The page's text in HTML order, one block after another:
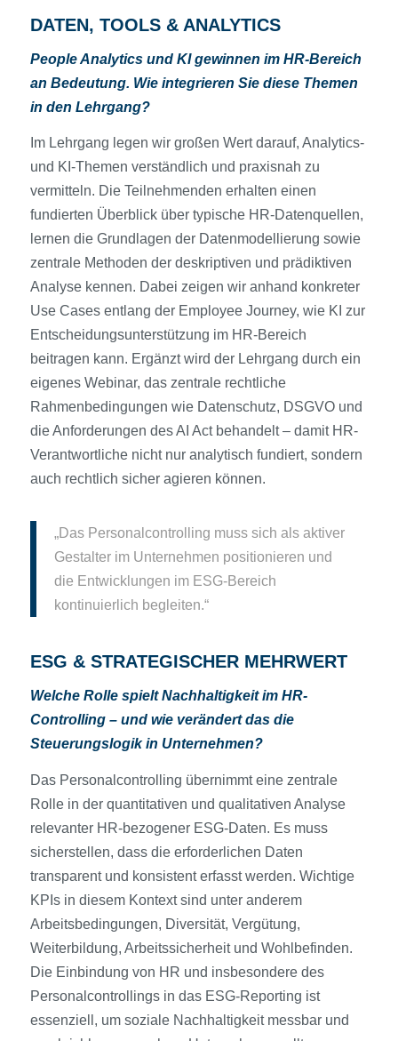
DATEN, TOOLS & ANALYTICS
People Analytics und KI gewinnen im HR-Bereich
an Bedeutung. Wie integrieren Sie diese Themen
in den Lehrgang?
Im Lehrgang legen wir großen Wert darauf, Analytics-
und KI-Themen verständlich und praxisnah zu
vermitteln. Die Teilnehmenden erhalten einen
fundierten Überblick über typische HR-Datenquellen,
lernen die Grundlagen der Datenmodellierung sowie
zentrale Methoden der deskriptiven und prädiktiven
Analyse kennen. Dabei zeigen wir anhand konkreter
Use Cases entlang der Employee Journey, wie KI zur
Entscheidungsunterstützung im HR-Bereich
beitragen kann. Ergänzt wird der Lehrgang durch ein
eigenes Webinar, das zentrale rechtliche
Rahmenbedingungen wie Datenschutz, DSGVO und
die Anforderungen des AI Act behandelt – damit HR-
Verantwortliche nicht nur analytisch fundiert, sondern
auch rechtlich sicher agieren können.
„Das Personalcontrolling muss sich als aktiver
Gestalter im Unternehmen positionieren und
die Entwicklungen im ESG-Bereich
kontinuierlich begleiten.“
ESG & STRATEGISCHER MEHRWERT
Welche Rolle spielt Nachhaltigkeit im HR-
Controlling – und wie verändert das die
Steuerungslogik in Unternehmen?
Das Personalcontrolling übernimmt eine zentrale
Rolle in der quantitativen und qualitativen Analyse
relevanter HR-bezogener ESG-Daten. Es muss
sicherstellen, dass die erforderlichen Daten
transparent und konsistent erfasst werden. Wichtige
KPIs in diesem Kontext sind unter anderem
Arbeitsbedingungen, Diversität, Vergütung,
Weiterbildung, Arbeitssicherheit und Wohlbefinden.
Die Einbindung von HR und insbesondere des
Personalcontrollings in das ESG-Reporting ist
essenziell, um soziale Nachhaltigkeit messbar und